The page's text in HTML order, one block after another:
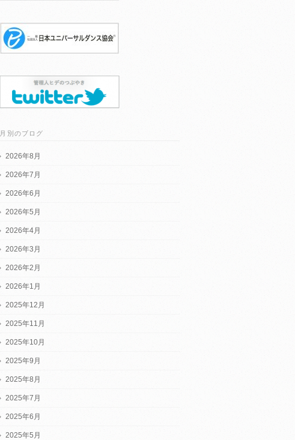
月別のブログ
2026年8月
2026年7月
2026年6月
2026年5月
2026年4月
2026年3月
2026年2月
2026年1月
2025年12月
2025年11月
2025年10月
2025年9月
2025年8月
2025年7月
2025年6月
2025年5月